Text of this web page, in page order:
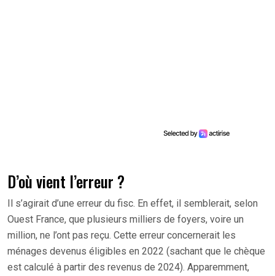
D’où vient l’erreur ?
Il s’agirait d’une erreur du fisc. En effet, il semblerait, selon
Ouest France, que plusieurs milliers de foyers, voire un
million, ne l’ont pas reçu. Cette erreur concernerait les
ménages devenus éligibles en 2022 (sachant que le chèque
est calculé à partir des revenus de 2024). Apparemment,